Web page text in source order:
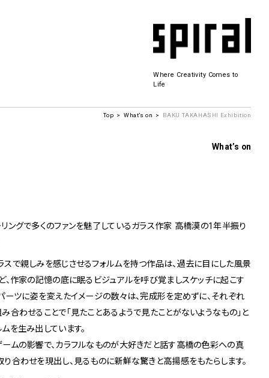
Where Creativity Comes to
Life
Plaza
Others 3
History&Archive
Top What’s on BAKU TAKAHASHI Exhibition
What’s on
ングで多くのファンを魅了しているガラス作家 高橋漠の1年半振り
で親しみを感じさせるフォルムを持つ作品は、過去に目にした風景
、作家の記憶の底に眠るビジュアルを呼び覚ましスケッチに起こす
ーツに姿を変えたイメージの数々は、完成形を定めずに、それぞれ
合わせることで「見たことあるようで見たことがないようなもの」と
を生み出しています。
ムの影響で、カラフルなものが大好きだと話す高橋の色彩への真
合わせを現出し、見るものに新鮮な驚きと高揚感をもたらします。